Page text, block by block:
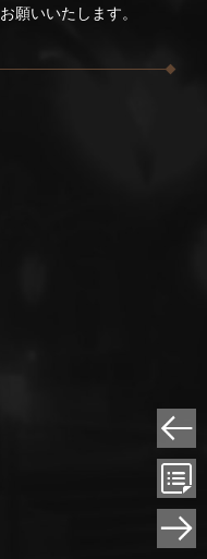
願いいたします。